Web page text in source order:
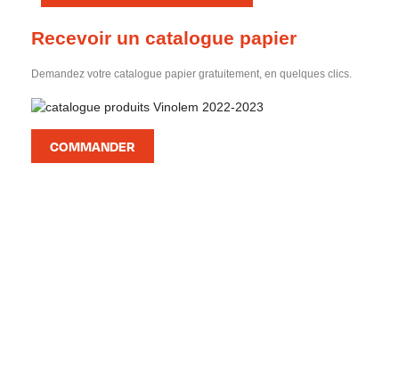
Recevoir un catalogue papier
Demandez votre catalogue papier gratuitement, en quelques clics.
COMMANDER